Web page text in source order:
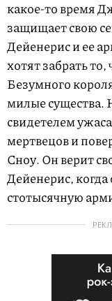
какое-то время
защищает свою
Дейенерис и ее
хотят забрать
Безумного
милые существа.
свидетелем
мертвецов и
Сноу. Он верит
Дейенерис, когда
стотысячную